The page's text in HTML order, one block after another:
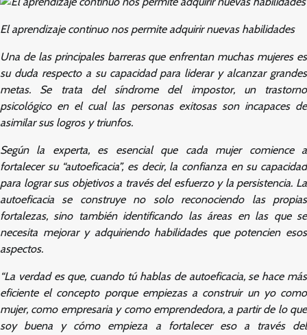
El aprendizaje continuo nos permite adquirir nuevas habilidades
Una de las principales barreras que enfrentan muchas mujeres es
su duda respecto a su capacidad para liderar y alcanzar grandes
metas. Se trata del síndrome del impostor, un trastorno
psicológico en el cual las personas exitosas son incapaces de
asimilar sus logros y triunfos.
Según la experta, es esencial que cada mujer comience a
fortalecer su “autoeficacia”, es decir, la confianza en su capacidad
para lograr sus objetivos a través del esfuerzo y la persistencia. La
autoeficacia se construye no solo reconociendo las propias
fortalezas, sino también identificando las áreas en las que se
necesita mejorar y adquiriendo habilidades que potencien esos
aspectos.
“La verdad es que, cuando tú hablas de autoeficacia, se hace más
eficiente el concepto porque empiezas a construir un yo como
mujer, como empresaria y como emprendedora, a partir de lo que
soy buena y cómo empieza a fortalecer eso a través del